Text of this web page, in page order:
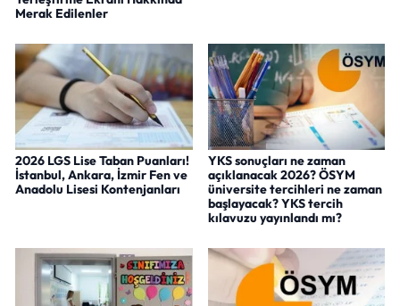
Merak Edilenler
2026 LGS Lise Taban Puanları!
İstanbul, Ankara, İzmir Fen ve
Anadolu Lisesi Kontenjanları
YKS sonuçları ne zaman
açıklanacak 2026? ÖSYM
üniversite tercihleri ne zaman
başlayacak? YKS tercih
kılavuzu yayınlandı mı?